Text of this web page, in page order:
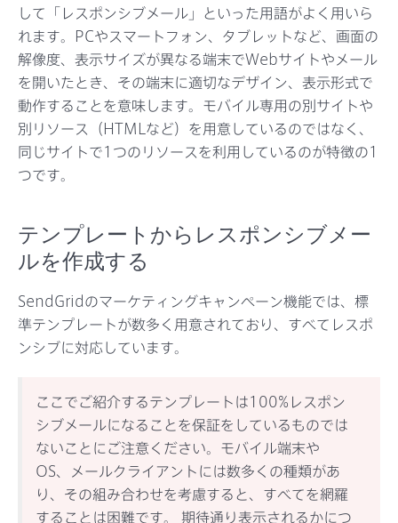
して「レスポンシブメール」といった用語がよく用いら
れます。PCやスマートフォン、タブレットなど、画面の
解像度、表示サイズが異なる端末でWebサイトやメール
を開いたとき、その端末に適切なデザイン、表示形式で
動作することを意味します。モバイル専用の別サイトや
別リソース（HTMLなど）を用意しているのではなく、
同じサイトで1つのリソースを利用しているのが特徴の1
つです。
テンプレートからレスポンシブメー
ルを作成する
SendGridのマーケティングキャンペーン機能では、標
準テンプレートが数多く用意されており、すべてレスポ
ンシブに対応しています。
ここでご紹介するテンプレートは100%レスポン
シブメールになることを保証をしているものでは
ないことにご注意ください。モバイル端末や
OS、メールクライアントには数多くの種類があ
り、その組み合わせを考慮すると、すべてを網羅
することは困難です。 期待通り表示されるかにつ